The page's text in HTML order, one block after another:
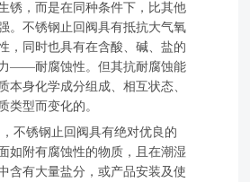
锈，而是在同种条件下，比其他
。不锈钢止回阀具有抵抗大气氧
同时也具有在含酸、碱、盐的
——耐腐蚀性。但其抗耐腐蚀能
本身化学成分组成、相互状态、
类型而变化的。
不锈钢止回阀具有绝对优良的
如附有腐蚀性的物质，且在潮湿
含有大量盐分，或产品安装及使